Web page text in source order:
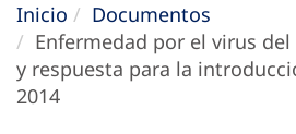
Inicio
Documentos
Enfermedad por el virus
y respuesta para la
2014